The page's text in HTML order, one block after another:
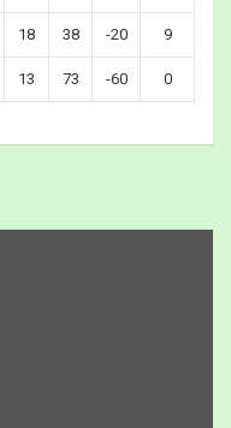
18 38 -20 9
13 73 -60 0